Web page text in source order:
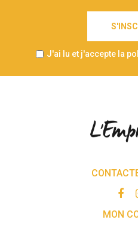
J'ai lu et j'accepte la
MON